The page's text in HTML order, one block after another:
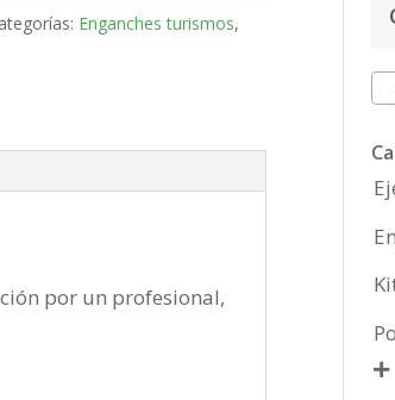
Enganches turismos,
por un profesional,
